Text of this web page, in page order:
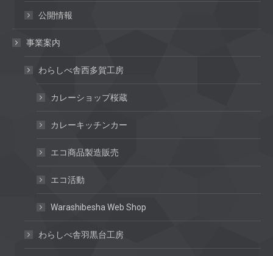
公開情報
事業案内
わらしべ舎西多賀工房
カレーショップ桜蔵
カレーキッチンカー
エコ商品製造販売
エコ活動
Warashibesha Web Shop
わらしべ舎羽黒台工房